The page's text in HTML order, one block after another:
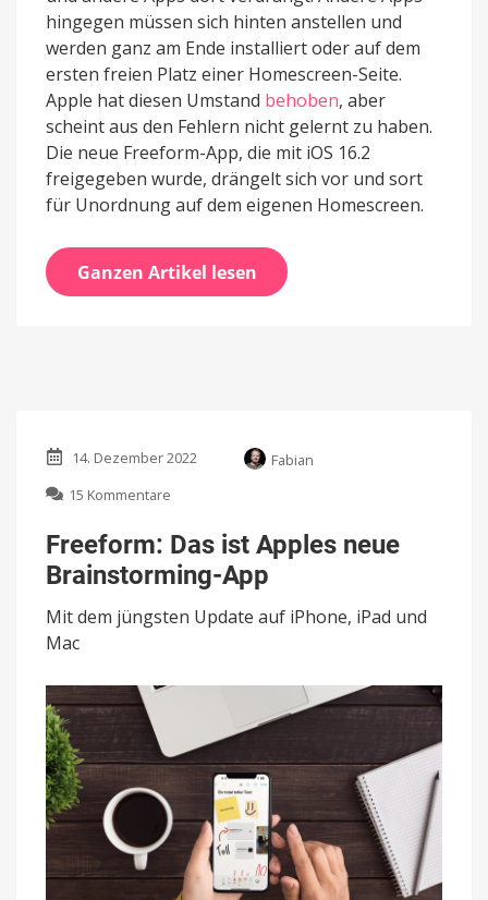
hingegen müssen sich hinten anstellen und
werden ganz am Ende installiert oder auf dem
ersten freien Platz einer Homescreen-Seite.
Apple hat diesen Umstand behoben, aber
scheint aus den Fehlern nicht gelernt zu haben.
Die neue Freeform-App, die mit iOS 16.2
freigegeben wurde, drängelt sich vor und sort
für Unordnung auf dem eigenen Homescreen.
Ganzen Artikel lesen
14. Dezember 2022
Fabian
15 Kommentare
Das
ist
Apples
Brainstorming-
Freeform: Das ist Apples neue
Brainstorming-App
Mit dem jüngsten Update auf iPhone, iPad und
Mac